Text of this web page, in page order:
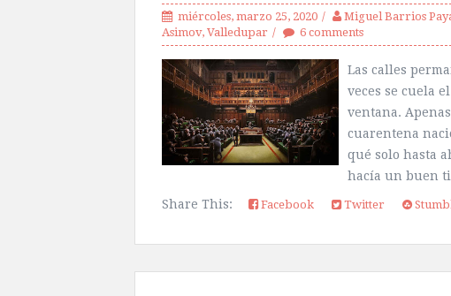
miércoles, marzo 25, 2020 Miguel Barrios
Asimov, Valledupar 6 comments
Las calles
veces se cuela
ventana.
cuarentena
qué solo hasta
hacía un buen
Share This:
Facebook Twitter